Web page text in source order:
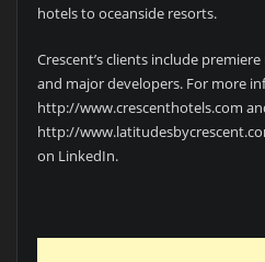
hotels to oceanside resorts.
Crescent’s clients include
and major developers. For more
http://www.crescenthotels.com
http://
on LinkedIn.